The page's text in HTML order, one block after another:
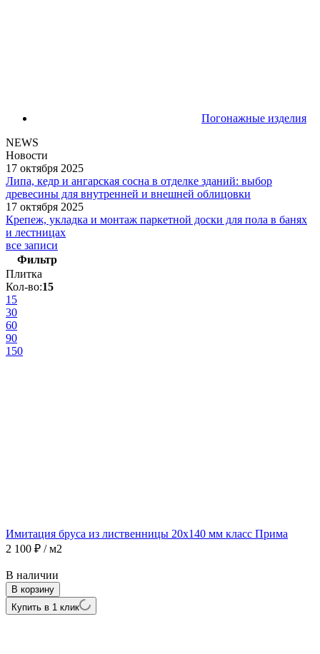
Погонажные изделия
NEWS
Новости
17 октября 2025
Липа, кедр и ангарская сосна в отделке зданий: выбор
древесины для внутренней и внешней облицовки
17 октября 2025
Крепеж, укладка и монтаж паркетной доски для пола в банях
и лестницах
все записи
Фильтр
Плитка
Кол-во:15
15
30
60
90
150
Имитация бруса из лиственницы 20x140 мм класс Прима
2 100 ₽ / м2
В наличии
В корзину
Купить в 1 клик